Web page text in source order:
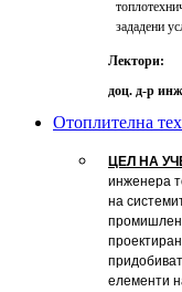
зададени
Лектори:
доц. д-р
Отоплителна
ЦЕЛ НА
инженера
на
елементи